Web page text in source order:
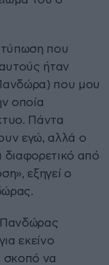
που
ήταν
που μου
οποία
Πάντα
εγώ, αλλά ο
διαφορετικό από
εξηγεί ο
Πανδώρας
εκείνο
σκοπό να